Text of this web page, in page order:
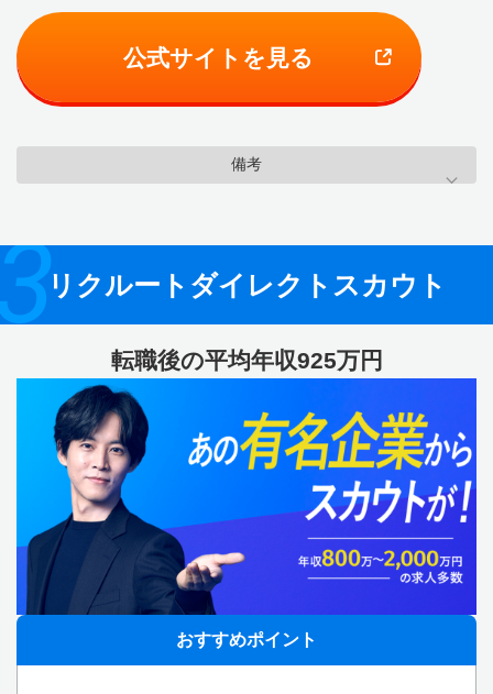
公式サイトを見る
備考
リクルートダイレクトスカウト
転職後の平均年収925万円
おすすめポイント